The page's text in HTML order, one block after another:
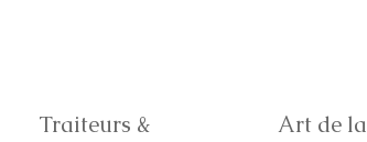
Traiteurs &
Art de la